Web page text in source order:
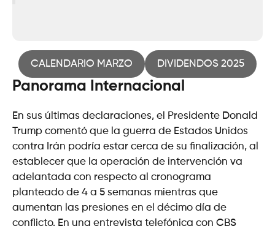
CALENDARIO MARZO DIVIDENDOS 2025
Panorama Internacional
En sus últimas declaraciones, el Presidente Donald
Trump comentó que la guerra de Estados Unidos
contra Irán podría estar cerca de su finalización, al
establecer que la operación de intervención va
adelantada con respecto al cronograma
planteado de 4 a 5 semanas mientras que
aumentan las presiones en el décimo día de
conflicto. En una entrevista telefónica con CBS